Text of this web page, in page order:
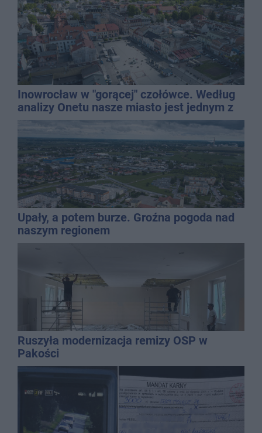
Inowrocław w "gorącej" czołówce. Według
analizy Onetu nasze miasto jest jednym z
najbardziej narażonych na upały
Upały, a potem burze. Groźna pogoda nad
naszym regionem
Ruszyła modernizacja remizy OSP w
Pakości